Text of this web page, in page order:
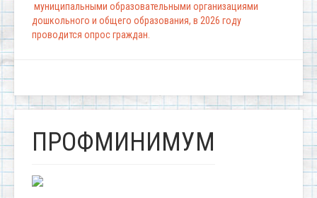
муниципальными образовательными организациями
дошкольного и общего образования, в 2026 году
проводится опрос граждан.
ПРОФМИНИМУМ